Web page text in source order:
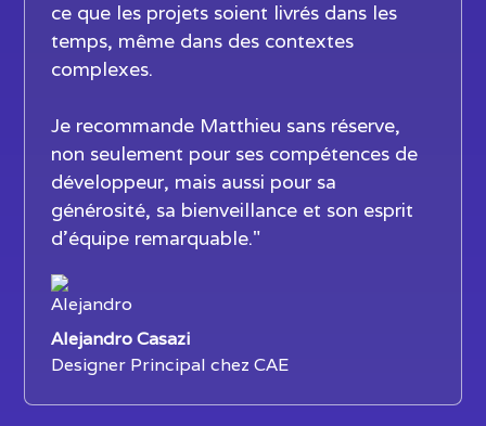
ce que les projets soient livrés dans les
temps, même dans des contextes
complexes.
Je recommande Matthieu sans réserve,
non seulement pour ses compétences de
développeur, mais aussi pour sa
générosité, sa bienveillance et son esprit
d’équipe remarquable."
Alejandro Casazi
Designer Principal chez CAE